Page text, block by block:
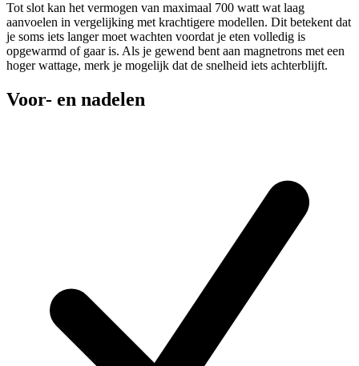
Tot slot kan het vermogen van maximaal 700 watt wat laag
aanvoelen in vergelijking met krachtigere modellen. Dit betekent dat
je soms iets langer moet wachten voordat je eten volledig is
opgewarmd of gaar is. Als je gewend bent aan magnetrons met een
hoger wattage, merk je mogelijk dat de snelheid iets achterblijft.
Voor- en nadelen